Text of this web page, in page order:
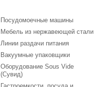
Посудомоечные машины
Мебель из нержавеющей стали
Линии раздачи питания
Вакуумные упаковщики
Оборудование Sous Vide
(Сувид)